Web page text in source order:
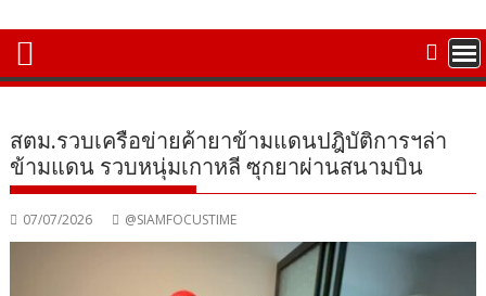
สตม.รวบเครือข่ายค้ายาข้ามแดนปฎิบัติการฯล่า
ข้ามแดน รวบหนุ่มเกาหลี ซุกยาผ่านสนามบิน
07/07/2026 @SIAMFOCUSTIME